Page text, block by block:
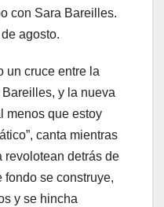
con Sara Bareilles.
agosto.
un cruce entre la
y la nueva
menos que estoy
canta mientras
revolotean detrás de
se construye,
y se hincha